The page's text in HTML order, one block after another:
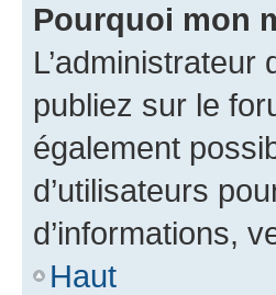
Pourquoi mon
publiez sur le
également
d’utilisateurs
d’informations,
Haut